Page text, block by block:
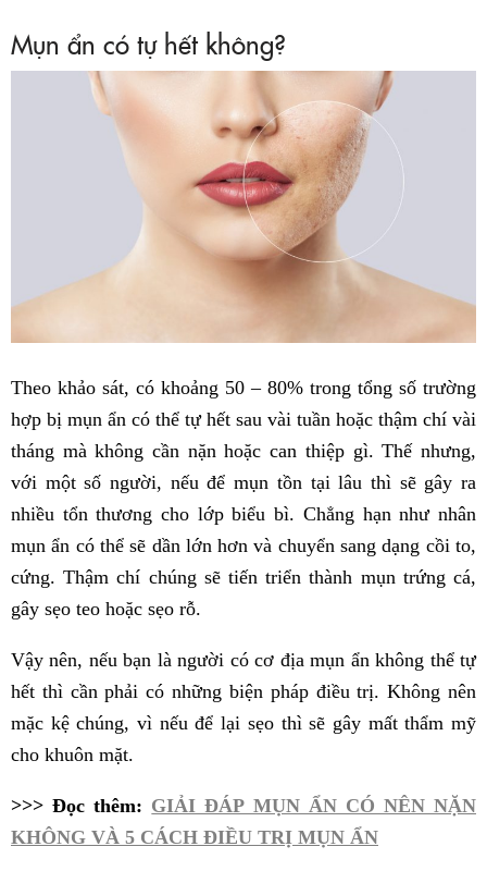
Mụn ẩn có tự hết không?
Theo khảo sát, có khoảng 50 – 80% trong tổng số trường
hợp bị mụn ẩn có thể tự hết sau vài tuần hoặc thậm chí vài
tháng mà không cần nặn hoặc can thiệp gì. Thế nhưng,
với một số người, nếu để mụn tồn tại lâu thì sẽ gây ra
nhiều tổn thương cho lớp biểu bì. Chẳng hạn như nhân
mụn ẩn có thể sẽ dần lớn hơn và chuyển sang dạng cồi to,
cứng. Thậm chí chúng sẽ tiến triển thành mụn trứng cá,
gây sẹo teo hoặc sẹo rỗ.
Vậy nên, nếu bạn là người có cơ địa mụn ẩn không thể tự
hết thì cần phải có những biện pháp điều trị. Không nên
mặc kệ chúng, vì nếu để lại sẹo thì sẽ gây mất thẩm mỹ
cho khuôn mặt.
>>> Đọc thêm: GIẢI ĐÁP MỤN ẨN CÓ NÊN NẶN
KHÔNG VÀ 5 CÁCH ĐIỀU TRỊ MỤN ẨN